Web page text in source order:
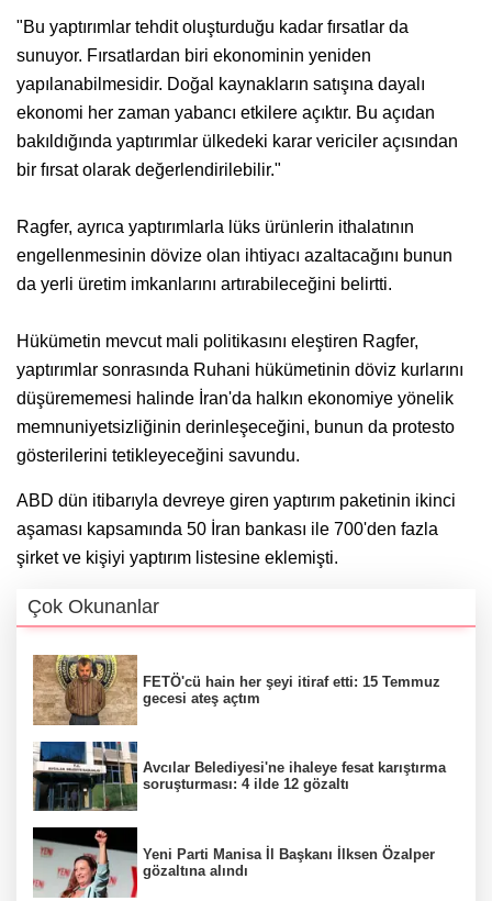
"Bu yaptırımlar tehdit oluşturduğu kadar fırsatlar da
sunuyor. Fırsatlardan biri ekonominin yeniden
yapılanabilmesidir. Doğal kaynakların satışına dayalı
ekonomi her zaman yabancı etkilere açıktır. Bu açıdan
bakıldığında yaptırımlar ülkedeki karar vericiler açısından
bir fırsat olarak değerlendirilebilir."
Ragfer, ayrıca yaptırımlarla lüks ürünlerin ithalatının
engellenmesinin dövize olan ihtiyacı azaltacağını bunun
da yerli üretim imkanlarını artırabileceğini belirtti.
Hükümetin mevcut mali politikasını eleştiren Ragfer,
yaptırımlar sonrasında Ruhani hükümetinin döviz kurlarını
düşürememesi halinde İran'da halkın ekonomiye yönelik
memnuniyetsizliğinin derinleşeceğini, bunun da protesto
gösterilerini tetikleyeceğini savundu.
ABD dün itibarıyla devreye giren yaptırım paketinin ikinci
aşaması kapsamında 50 İran bankası ile 700'den fazla
şirket ve kişiyi yaptırım listesine eklemişti.
Çok Okunanlar
FETÖ'cü hain her şeyi itiraf etti: 15 Temmuz
gecesi ateş açtım
Avcılar Belediyesi'ne ihaleye fesat karıştırma
soruşturması: 4 ilde 12 gözaltı
Yeni Parti Manisa İl Başkanı İlksen Özalper
gözaltına alındı